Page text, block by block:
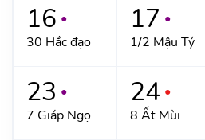
16 ●
30 Hắc đạo
17 ●
1/2 Mậu Tý
23 ●
7 Giáp Ngọ
24 ●
8 Ất Mùi